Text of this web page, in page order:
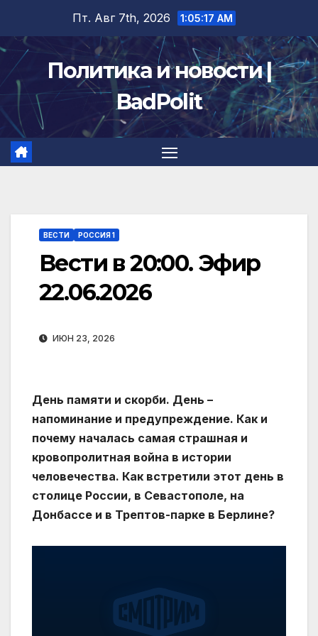
содержимому
Пт. Авг 7th, 2026 1:05:18 AM
Политика и новости |
BadPolit
ВЕСТИ РОССИЯ 1
Вести в 20:00. Эфир
22.06.2026
ИЮН 23, 2026
День памяти и скорби. День –
напоминание и предупреждение. Как и
почему началась самая страшная и
кровопролитная война в истории
человечества. Как встретили этот день в
столице России, в Севастополе, на
Донбассе и в Трептов-парке в Берлине?